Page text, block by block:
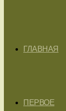
ГЛАВНАЯ
ПЕРВОЕ